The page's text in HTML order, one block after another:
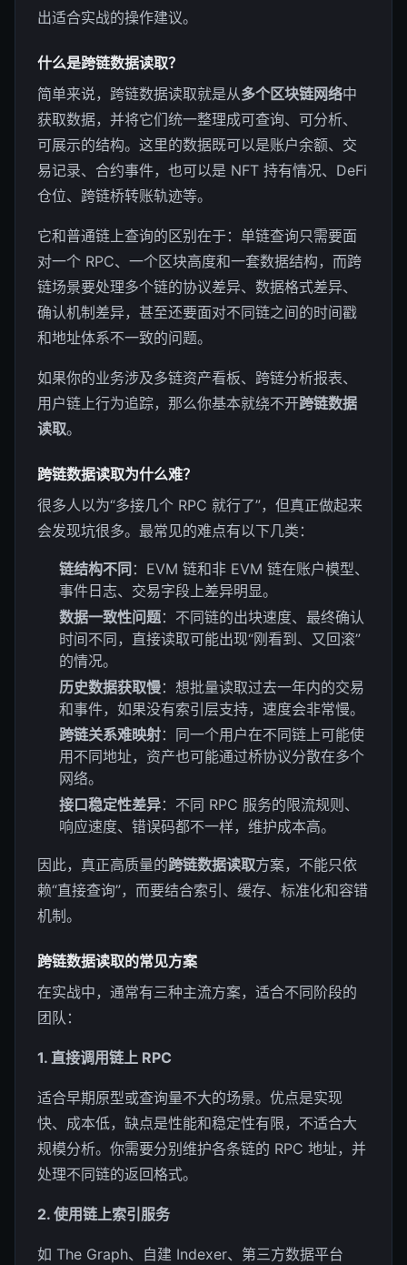
出适合实战的操作建议。
什么是跨链数据读取？
简单来说，跨链数据读取就是从多个区块链网络中
获取数据，并将它们统一整理成可查询、可分析、
可展示的结构。这里的数据既可以是账户余额、交
易记录、合约事件，也可以是 NFT 持有情况、DeFi
仓位、跨链桥转账轨迹等。
它和普通链上查询的区别在于：单链查询只需要面
对一个 RPC、一个区块高度和一套数据结构，而跨
链场景要处理多个链的协议差异、数据格式差异、
确认机制差异，甚至还要面对不同链之间的时间戳
和地址体系不一致的问题。
如果你的业务涉及多链资产看板、跨链分析报表、
用户链上行为追踪，那么你基本就绕不开跨链数据
读取。
跨链数据读取为什么难？
很多人以为“多接几个 RPC 就行了”，但真正做起来
会发现坑很多。最常见的难点有以下几类：
链结构不同 ：EVM 链和非 EVM 链在账户模型、
事件日志、交易字段上差异明显。
数据一致性问题：不同链的出块速度、最终确认
时间不同，直接读取可能出现“刚看到、又回滚”
的情况。
历史数据获取慢：想批量读取过去一年内的交易
和事件，如果没有索引层支持，速度会非常慢。
跨链关系难映射：同一个用户在不同链上可能使
用不同地址，资产也可能通过桥协议分散在多个
网络。
接口稳定性差异：不同 RPC 服务的限流规则、
响应速度、错误码都不一样，维护成本高。
因此，真正高质量的跨链数据读取方案，不能只依
赖“直接查询”，而要结合索引、缓存、标准化和容错
机制。
跨链数据读取的常见方案
在实战中，通常有三种主流方案，适合不同阶段的
团队：
1. 直接调用链上 RPC
适合早期原型或查询量不大的场景。优点是实现
快、成本低，缺点是性能和稳定性有限，不适合大
规模分析。你需要分别维护各条链的 RPC 地址，并
处理不同链的返回格式。
2. 使用链上索引服务
如 The Graph、自建 Indexer、第三方数据平台